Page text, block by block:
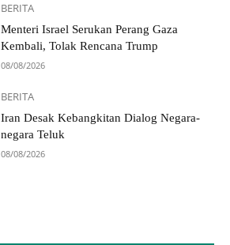
BERITA
Menteri Israel Serukan Perang Gaza
Kembali, Tolak Rencana Trump
08/08/2026
BERITA
Iran Desak Kebangkitan Dialog Negara-
negara Teluk
08/08/2026